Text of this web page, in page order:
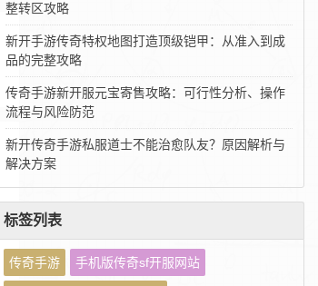
整转区攻略
新开手游传奇特权地图打造顶级铠甲：从准入到成
品的完整攻略
传奇手游新开服元宝寄售攻略：可行性分析、操作
流程与风险防范
新开传奇手游私服道士不能治愈队友？原因解析与
解决方案
标签列表
传奇手游 手机版传奇sf开服网站